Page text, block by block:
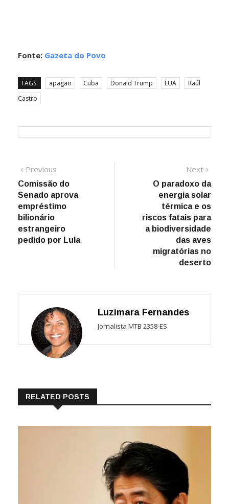
Fonte: Gazeta do Povo
TAGS: apagão Cuba Donald Trump EUA
Raúl
Castro
Navegação
de
Post
Previous
post:
Comissão do
Senado aprova
empréstimo
bilionário
estrangeiro
pedido por Lula
Next
post:
O paradoxo da
energia solar
térmica e os
riscos fatais para
a biodiversidade
das aves
migratórias no
deserto
Luzimara Fernandes
Jornalista MTB 2358-ES
RELATED POSTS